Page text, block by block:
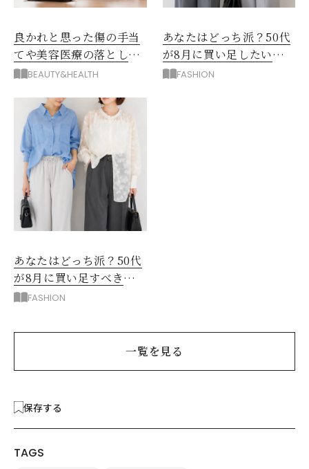
良かれと思った傷の手当
てや美容医療の落とし
穴！「形成外科」3大やめ
BEAUTY&HEALTH
あなたはどっち派？50代
が8月に買い足したい
「薄手ジャケット」
FASHION
あなたはどっち派？50代
が8月に買い足すべき
「着回せるトップス」
FASHION
一覧を見る
保存する
TAGS